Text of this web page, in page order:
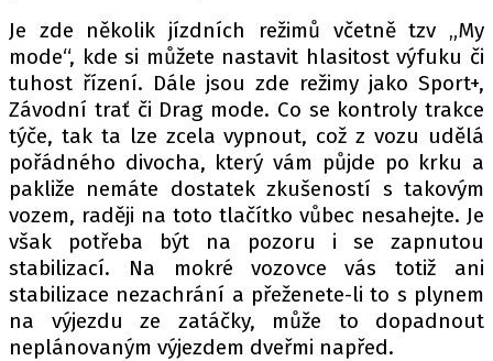
Je zde několik jízdních režimů včetně tzv „My
mode“, kde si můžete nastavit hlasitost výfuku či
tuhost řízení. Dále jsou zde režimy jako Sport+,
Závodní trať či Drag mode. Co se kontroly trakce
týče, tak ta lze zcela vypnout, což z vozu udělá
pořádného divocha, který vám půjde po krku a
pakliže nemáte dostatek zkušeností s takovým
vozem, raději na toto tlačítko vůbec nesahejte. Je
však potřeba být na pozoru i se zapnutou
stabilizací. Na mokré vozovce vás totiž ani
stabilizace nezachrání a přeženete-li to s plynem
na výjezdu ze zatáčky, může to dopadnout
neplánovaným výjezdem dveřmi napřed.